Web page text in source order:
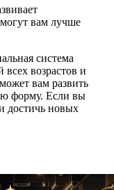
вам лучше
система
всех возрастов и
вам развить
форму. Если вы
достичь новых